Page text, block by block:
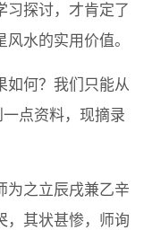
习探讨，才肯定了
水的实用价值。
如何？我们只能从
点资料，现摘录
为之立辰戌兼乙辛
，其状甚惨，师询